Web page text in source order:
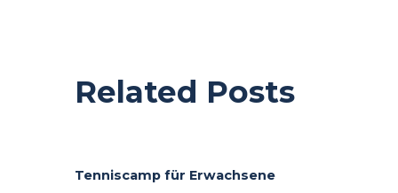
Related Posts
Tenniscamp für Erwachsene